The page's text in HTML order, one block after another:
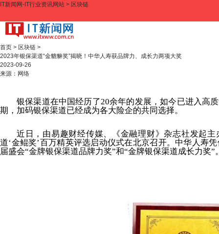
IT新闻网-IT行业资讯网站 > 区块链
首页 > 区块链 >
2023年银保渠道“金貔貅奖”揭晓！中华人寿获品牌力、成长力两项大奖
2023-09-26
来源： 网络
银保渠道在中国经历了20余年的发展，如今已进入高
期，加码银保渠道已经成为各大险企的共同选择。
近日，由易趣财经传媒、《金融理财》杂志社发起
道‘金鲲奖’百万精英评选启动仪式在北京召开。中华人寿
届盛会“金牌银保渠道品牌力奖”和“金牌银保渠道成长力奖”